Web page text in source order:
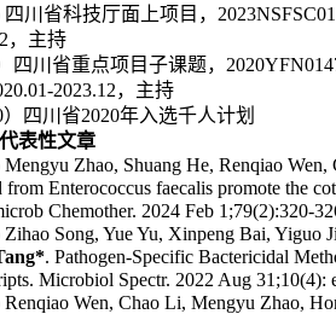
四川省科技厅面上项目，
，主持
四川省重点项目子课题，
2023.12，主持
）四川省2020年入选千人计划
代表性文章
Mengyu Zhao, Shuang He, Renqiao
from Enterococcus faecalis promote the
Chemother. 2024 Feb 1;79(2):320-
Zihao Song, Yue Yu, Xinpeng Bai, Yiguo
. Pathogen-Specific Bactericidal
Microbiol Spectr. 2022 Aug 31;10(4):
Renqiao Wen, Chao Li, Mengyu Zhao,